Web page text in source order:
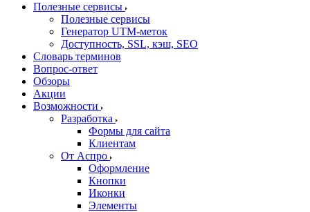
Полезные сервисы
Полезные сервисы
Генератор UTM‑меток
Доступность, SSL, кэш, SEO
Словарь терминов
Вопрос-ответ
Обзоры
Акции
Возможности
Разработка
Формы для сайта
Клиентам
От Аспро
Оформление
Кнопки
Иконки
Элементы